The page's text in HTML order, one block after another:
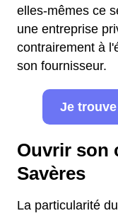
elles-mêmes ce
une entreprise
contrairement à
son fournisseur.
Je
Ouvrir son
Savères
La particularité